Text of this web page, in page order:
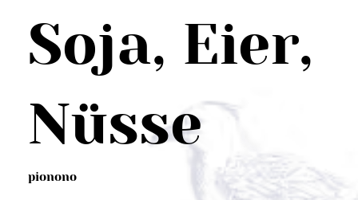
Soja, Eier,
Nüsse
pionono